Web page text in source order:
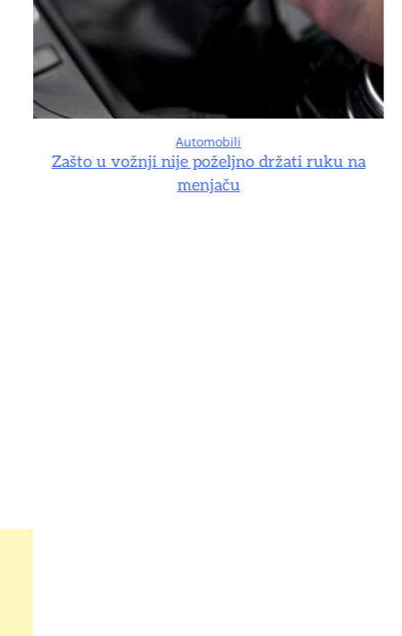
Automobili
Zašto u vožnji nije poželjno držati ruku na
menjaču